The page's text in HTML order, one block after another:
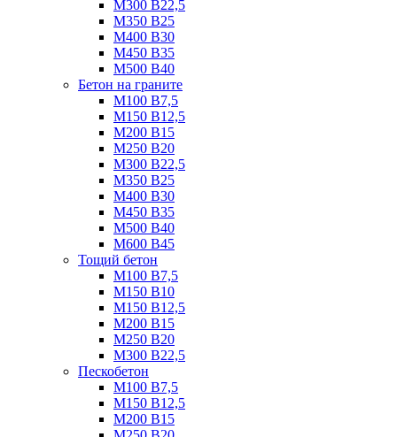
М300 B22,5
М350 B25
М400 B30
М450 B35
М500 B40
Бетон на граните
М100 B7,5
М150 B12,5
М200 B15
М250 B20
М300 B22,5
М350 B25
М400 B30
М450 B35
М500 B40
М600 B45
Тощий бетон
М100 В7,5
М150 В10
М150 В12,5
М200 В15
М250 В20
М300 В22,5
Пескобетон
М100 В7,5
М150 В12,5
М200 В15